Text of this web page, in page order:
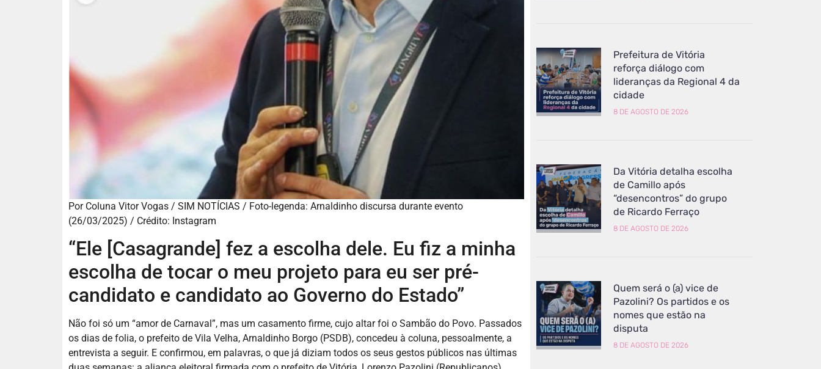
Por Coluna Vitor Vogas / SIM NOTÍCIAS / Foto-legenda: Arnaldinho discursa durante evento
(26/03/2025) / Crédito: Instagram
“Ele [Casagrande] fez a escolha dele. Eu fiz a minha
escolha de tocar o meu projeto para eu ser pré-
candidato e candidato ao Governo do Estado”
Não foi só um “amor de Carnaval”, mas um casamento firme, cujo altar foi o Sambão do Povo. Passados
os dias de folia, o prefeito de Vila Velha, Arnaldinho Borgo (PSDB), concedeu à coluna, pessoalmente, a
entrevista a seguir. E confirmou, em palavras, o que já diziam todos os seus gestos públicos nas últimas
Prefeitura de Vitória
reforça diálogo com
lideranças da Regional 4 da
cidade
8 DE AGOSTO DE 2026
Da Vitória detalha escolha
de Camillo após
“desencontros” do grupo
de Ricardo Ferraço
8 DE AGOSTO DE 2026
Quem será o (a) vice de
Pazolini? Os partidos e os
nomes que estão na
disputa
8 DE AGOSTO DE 2026